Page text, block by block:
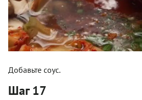
Добавьте соус.
Шаг 17